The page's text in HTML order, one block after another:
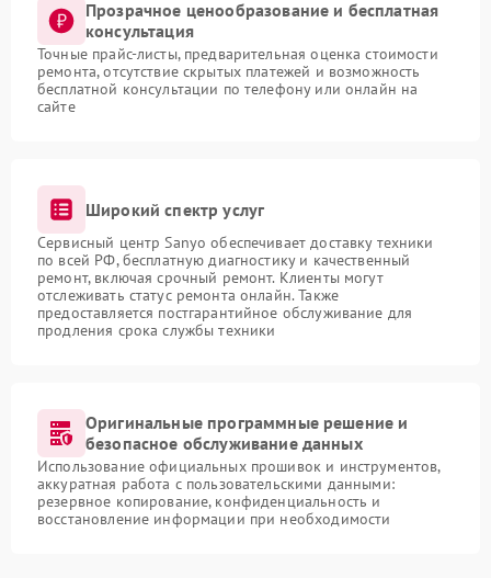
Прозрачное ценообразование и бесплатная
консультация
Точные прайс-листы, предварительная оценка стоимости
ремонта, отсутствие скрытых платежей и возможность
бесплатной консультации по телефону или онлайн на
сайте
Широкий спектр услуг
Сервисный центр Sanyo обеспечивает доставку техники
по всей РФ, бесплатную диагностику и качественный
ремонт, включая срочный ремонт. Клиенты могут
отслеживать статус ремонта онлайн. Также
предоставляется постгарантийное обслуживание для
продления срока службы техники
Оригинальные программные решение и
безопасное обслуживание данных
Использование официальных прошивок и инструментов,
аккуратная работа с пользовательскими данными:
резервное копирование, конфиденциальность и
восстановление информации при необходимости